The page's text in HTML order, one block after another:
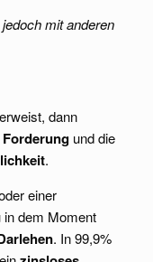
mit anderen
dann
Forderung und die
.
einer
in dem Moment
. In 99,9%